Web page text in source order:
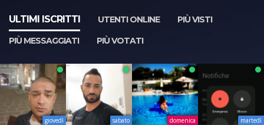
ULTIMI ISCRITTI UTENTI ONLINE
PIÙ VISTI
PIÙ MESSAGGIATI
PIÙ VOTATI
giovedì sabato domenica martedì